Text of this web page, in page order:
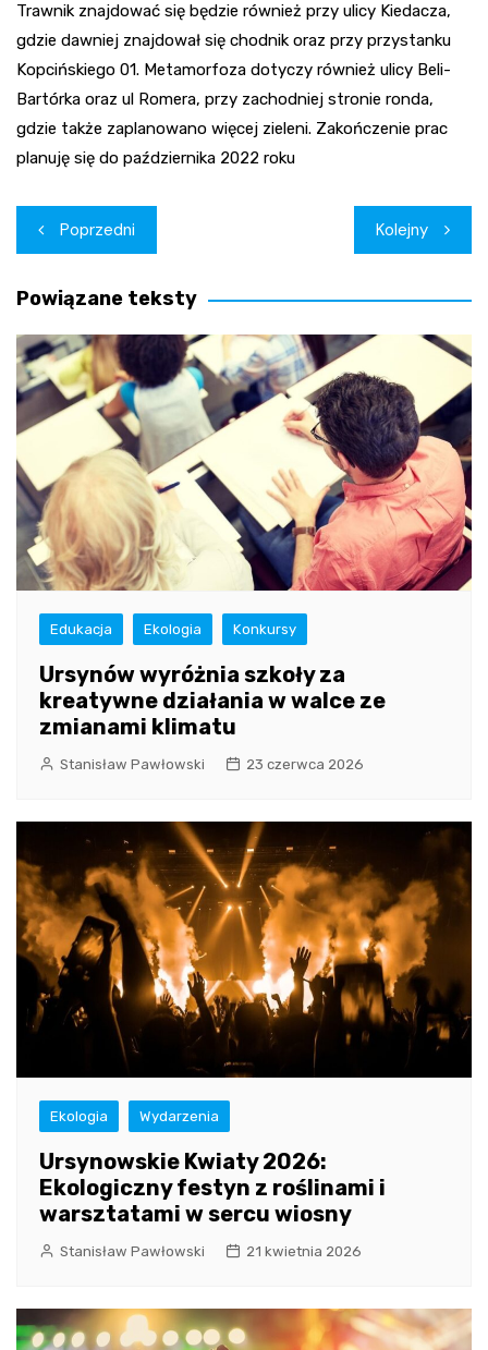
Trawnik znajdować się będzie również przy ulicy Kiedacza,
gdzie dawniej znajdował się chodnik oraz przy przystanku
Kopcińskiego 01. Metamorfoza dotyczy również ulicy Beli-
Bartórka oraz ul Romera, przy zachodniej stronie ronda,
gdzie także zaplanowano więcej zieleni. Zakończenie prac
planuję się do października 2022 roku
Nawigacja
wpisu
Poprzedni Kolejny
Powiązane teksty
Edukacja Ekologia Konkursy
Ursynów wyróżnia szkoły za
kreatywne działania w walce ze
zmianami klimatu
Stanisław Pawłowski 23 czerwca 2026
Ekologia Wydarzenia
Ursynowskie Kwiaty 2026:
Ekologiczny festyn z roślinami i
warsztatami w sercu wiosny
Stanisław Pawłowski 21 kwietnia 2026